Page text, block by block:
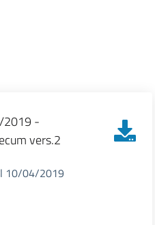
2019 -
vers.2
10/04/2019